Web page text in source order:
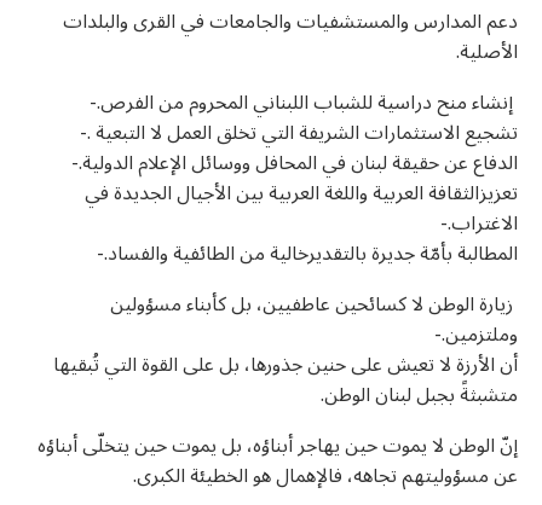
دعم المدارس والمستشفيات والجامعات في القرى والبلدات
الأصلية.
إنشاء منح دراسية للشباب اللبناني المحروم من الفرص.-
تشجيع الاستثمارات الشريفة التي تخلق العمل لا التبعية .-
الدفاع عن حقيقة لبنان في المحافل ووسائل الإعلام الدولية.-
تعزيزالثقافة العربية واللغة العربية بين الأجيال الجديدة في
الاغتراب.-
المطالبة بأمّة جديرة بالتقديرخالية من الطائفية والفساد.-
زيارة الوطن لا كسائحين عاطفيين، بل كأبناء مسؤولين
وملتزمين.-
أن الأرزة لا تعيش على حنين جذورها، بل على القوة التي تُبقيها
متشبثةً بجبل لبنان الوطن.
إنّ الوطن لا يموت حين يهاجر أبناؤه، بل يموت حين يتخلّى أبناؤه
عن مسؤوليتهم تجاهه، فالإهمال هو الخطيئة الكبرى.